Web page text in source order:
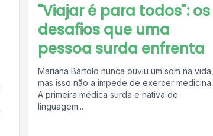
"Viajar é para todos": os
desafios que uma
pessoa surda enfrenta
Mariana Bártolo nunca ouviu um som na vida,
mas isso não a impede de exercer medicina.
A primeira médica surda e nativa de
linguagem...